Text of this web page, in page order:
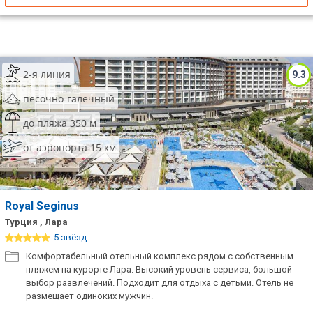
9.3
2-я линия
песочно-галечный
до пляжа 350 м
от аэропорта 15 км
Royal Seginus
Турция , Лара
5 звёзд
Комфортабельный отельный комплекс рядом с собственным
пляжем на курорте Лара. Высокий уровень сервиса, большой
выбор развлечений. Подходит для отдыха с детьми. Отель не
размещает одиноких мужчин.